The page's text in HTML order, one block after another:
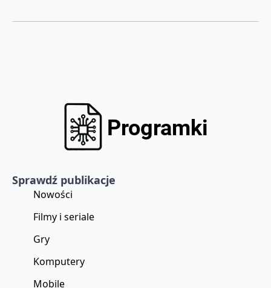
Sprawdź publikacje
Nowości
Filmy i seriale
Gry
Komputery
Mobile